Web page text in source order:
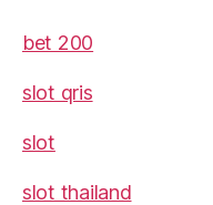
bet 200
slot qris
slot
slot thailand